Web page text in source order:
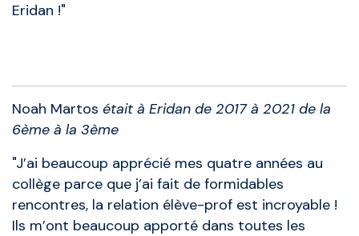
Eridan !"
Noah Martos était à Eridan de 2017 à 2021 de la
6ème à la 3ème
"J’ai beaucoup apprécié mes quatre années au
collège parce que j’ai fait de formidables
rencontres, la relation élève-prof est incroyable !
Ils m’ont beaucoup apporté dans toutes les